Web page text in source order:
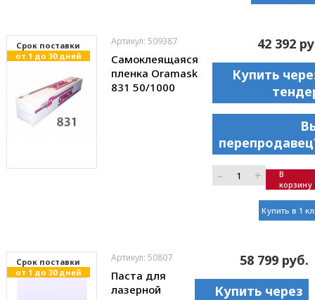
Cрок поставки
от 1 до 30 дней
Артикул: 509387
Самоклеящаяся
пленка Oramask
831 50/1000
42 392
Купить
– +
В
корзину
Купить в 1
Cрок поставки
от 1 до 30 дней
Артикул: 50807
Паста для
лазерной
58 799 руб.
Купить через